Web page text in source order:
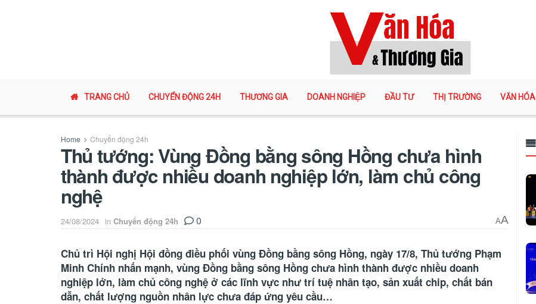
TRANG CHỦ CHUYỂN ĐỘNG 24H THƯƠNG GIA DOANH NGHIỆP ĐẦU TƯ THỊ TRƯỜNG VĂN HÓA
Home Chuyển động 24h
Thủ tướng: Vùng Đồng bằng sông Hồng chưa hình
thành được nhiều doanh nghiệp lớn, làm chủ công
nghệ
24/08/2024 in Chuyển động 24h 0 AA
Chủ trì Hội nghị Hội đồng điều phối vùng Đồng bằng sông Hồng, ngày 17/8, Thủ tướng Phạm
Minh Chính nhấn mạnh, vùng Đồng bằng sông Hồng chưa hình thành được nhiều doanh
nghiệp lớn, làm chủ công nghệ ở các lĩnh vực như trí tuệ nhân tạo, sản xuất chip, chất bán
dẫn, chất lượng nguồn nhân lực chưa đáp ứng yêu cầu…